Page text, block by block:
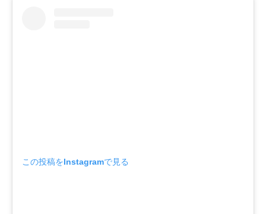
この投稿をInstagramで見る